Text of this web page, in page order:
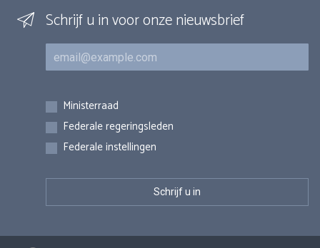
Schrijf u in voor onze nieuwsbrief
E-mail
Inschrijvingen
Ministerraad
Federale regeringsleden
Federale instellingen